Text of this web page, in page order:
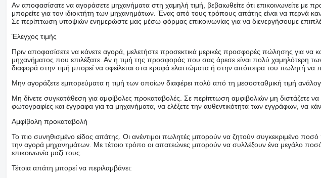
Αν αποφασίσατε να αγοράσετε μηχανήματα στη χαμηλή τιμή, βεβαιωθείτε ότι επικοινωνείτε με
μπορείτε για τον ιδιοκτήτη των μηχανημάτων. Ένας από τους τρόπους απάτης είναι να περνά
Σε περίπτωση υποψιών ενημερώστε μας μέσω φόρμας επικοινωνίας για να διενεργήσουμε
Έλεγχος τιμής
Πριν αποφασίσετε να κάνετε αγορά, μελετήστε προσεκτικά μερικές προσφορές πώλησης για να
μηχανήματος που επιλέξατε. Αν η τιμή της προσφοράς που σας άρεσε είναι πολύ χαμηλότερη
διαφορά στην τιμή μπορεί να οφείλεται στα κρυφά ελαττώματα ή στην απόπειρα του πωλητή να
Μην αγοράζετε εμπορεύματα η τιμή των οποίων διαφέρει πολύ από τη μεσοσταθμική τιμή
Μη δίνετε συγκατάθεση για αμφίβολες προκαταβολές. Σε περίπτωση αμφιβολιών μη διστάζετε να
φωτογραφίες και έγγραφα για τα μηχανήματα, να ελέξετε την αυθεντικότητα των εγγράφων, να
Αμφίβολη προκαταβολή
Το πιο συνηθισμένο είδος απάτης. Οι ανέντιμοι πωλητές μπορούν να ζητούν συγκεκριμένο
την αγορά μηχανημάτων. Με τέτοιο τρόπο οι απατεώνες μπορούν να συλλέξουν ένα μεγάλο
επικοινωνία μαζί τους.
Τέτοια απάτη μπορεί να περιλαμβάνει: